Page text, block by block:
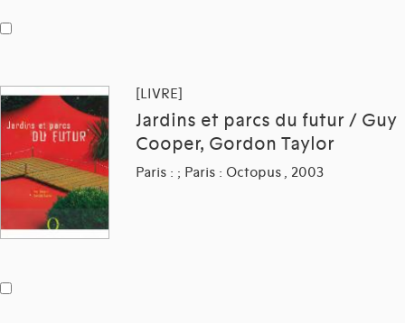
[LIVRE]
Jardins et parcs du futur / Guy
Cooper, Gordon Taylor
Paris : ; Paris : Octopus , 2003